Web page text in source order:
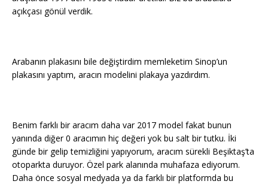
açıkçası gönül verdik.
Arabanın plakasını bile değiştirdim memleketim Sinop’un
plakasını yaptım, aracın modelini plakaya yazdırdım.
Benim farklı bir aracım daha var 2017 model fakat bunun
yanında diğer 0 aracımın hiç değeri yok bu salt bir tutku. İki
günde bir gelip temizliğini yapıyorum, aracım sürekli Beşiktaş’ta
otoparkta duruyor. Özel park alanında muhafaza ediyorum.
Daha önce sosyal medyada ya da farklı bir platformda bu